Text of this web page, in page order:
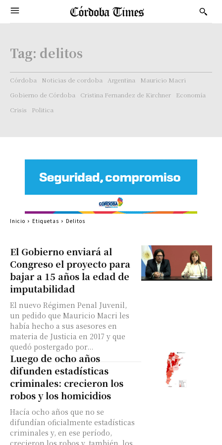
Tag: delitos
Córdoba Noticias de cordoba Argentina
Mauricio Macri
Gobierno de Córdoba
Cristina Fernandez de Kirchner
Economía
Crisis
Politica
El Gobierno enviará al
Congreso el proyecto para
bajar a 15 años la edad de
imputabilidad
El nuevo Régimen Penal Juvenil,
un pedido que Mauricio Macri les
había hecho a sus asesores en
materia de Justicia en 2017 y que
quedó postergado por...
Luego de ocho años
difunden estadísticas
criminales: crecieron los
robos y los homicidios
Hacía ocho años que no se
difundían oficialmente estadísticas
criminales y, en ese período,
crecieron los robos y, también, los
Inicio Etiquetas Delitos